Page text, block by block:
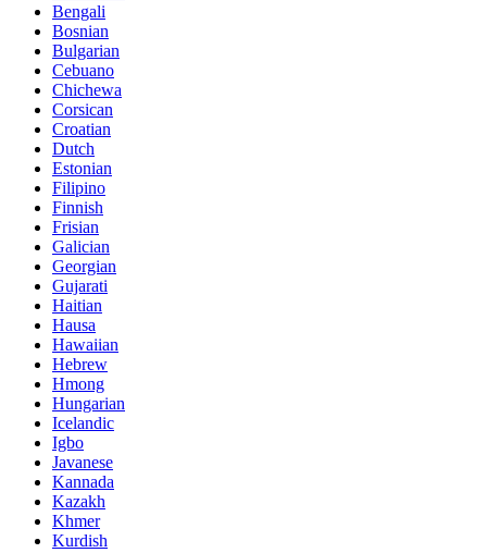
Bengali
Bosnian
Bulgarian
Cebuano
Chichewa
Corsican
Croatian
Dutch
Estonian
Filipino
Finnish
Frisian
Galician
Georgian
Gujarati
Haitian
Hausa
Hawaiian
Hebrew
Hmong
Hungarian
Icelandic
Igbo
Javanese
Kannada
Kazakh
Khmer
Kurdish